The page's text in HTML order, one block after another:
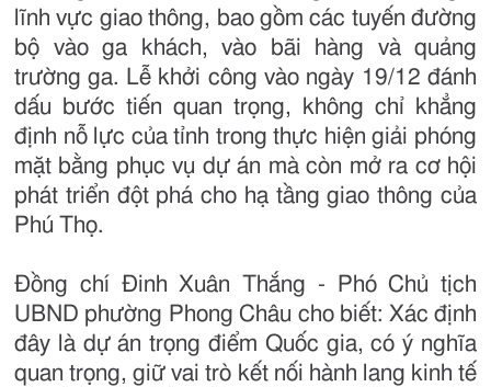
lĩnh vực giao thông, bao gồm các tuyến đường
bộ vào ga khách, vào bãi hàng và quảng
trường ga. Lễ khởi công vào ngày 19/12 đánh
dấu bước tiến quan trọng, không chỉ khẳng
định nỗ lực của tỉnh trong thực hiện giải phóng
mặt bằng phục vụ dự án mà còn mở ra cơ hội
phát triển đột phá cho hạ tầng giao thông của
Phú Thọ.
Đồng chí Đinh Xuân Thắng - Phó Chủ tịch
UBND phường Phong Châu cho biết: Xác định
đây là dự án trọng điểm Quốc gia, có ý nghĩa
quan trọng, giữ vai trò kết nối hành lang kinh tế